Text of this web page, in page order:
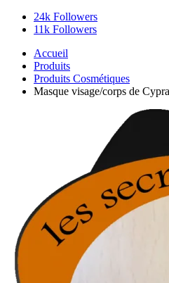
24k Followers
11k Followers
Accueil
Produits
Produits Cosmétiques
Masque visage/corps de